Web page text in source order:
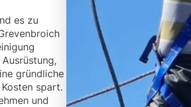
es zu
gründliche
spart.
und